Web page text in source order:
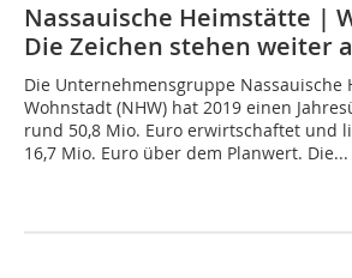
Nassauische Heimstätte |
Die Zeichen stehen weiter
Die Unternehmensgruppe Nassauische
Wohnstadt (NHW) hat 2019 einen
rund 50,8 Mio. Euro erwirtschaftet und
16,7 Mio. Euro über dem Planwert. Die...